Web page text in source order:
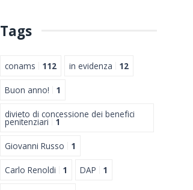
Tags
conams 112 in evidenza 12
Buon anno! 1
divieto di concessione dei benefici
penitenziari 1
Giovanni Russo 1
Carlo Renoldi 1 DAP 1